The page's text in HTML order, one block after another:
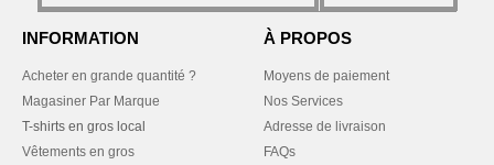
INFORMATION
Acheter en grande quantité ?
Magasiner Par Marque
T-shirts en gros local
Vêtements en gros
À PROPOS
Moyens de paiement
Nos Services
Adresse de livraison
FAQs